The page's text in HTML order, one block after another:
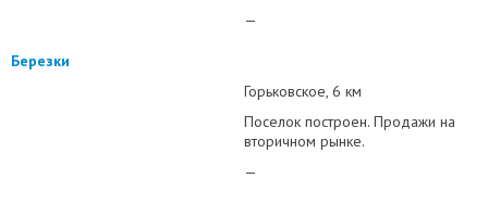
—
Березки
Горьковское 6 км
Поселок построен. Продажи на
вторичном рынке.
—